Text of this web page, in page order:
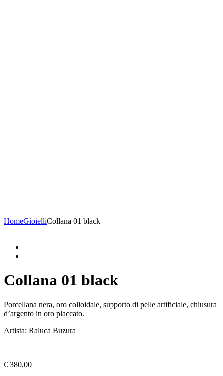
HomeGioielliCollana 01 black
Collana 01 black
Porcellana nera, oro colloidale, supporto di pelle artificiale, chiusura
d’argento in oro placcato.
Artista: Raluca Buzura
€ 380,00